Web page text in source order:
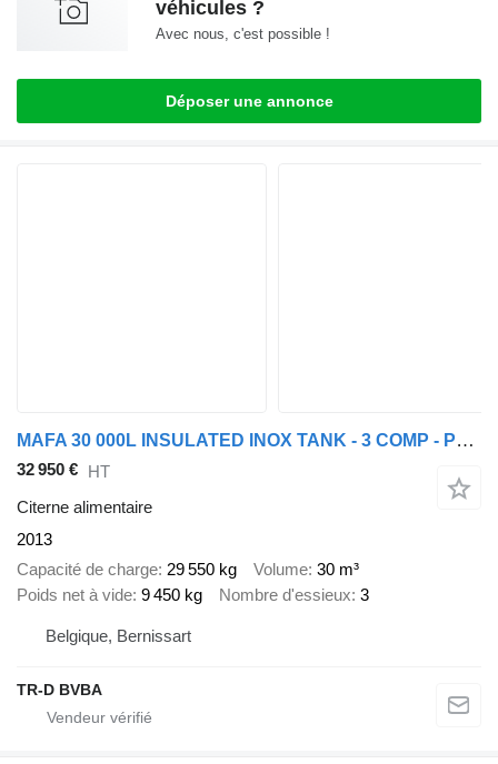
véhicules ?
Avec nous, c'est possible !
Déposer une annonce
MAFA 30 000L INSULATED INOX TANK - 3 COMP - PUMP
32 950 € HT
Citerne alimentaire
2013
Capacité de charge 29 550 kg Volume 30 m³
Poids net à vide 9 450 kg Nombre d'essieux 3
Belgique, Bernissart
TR-D BVBA